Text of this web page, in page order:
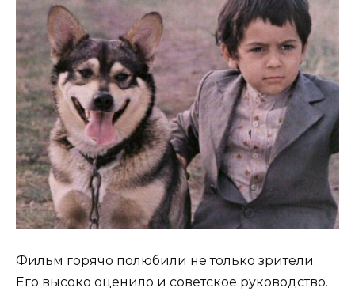
Фильм горячо полюбили не только зрители.
Его высоко оценило и советское руководство.